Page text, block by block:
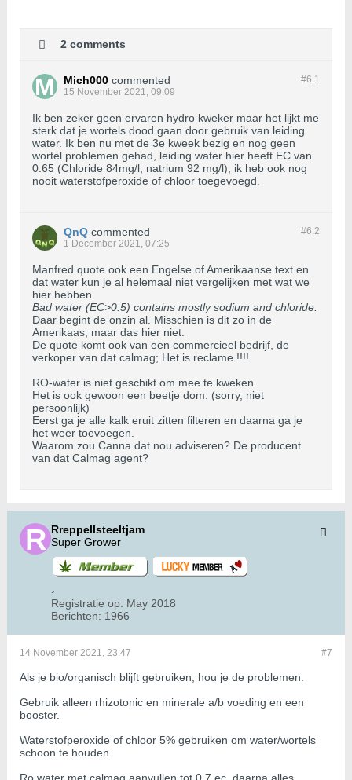
2 comments
#6.1
Mich000 commented
15 November 2021, 09:09
Ik ben zeker geen ervaren hydro kweker maar het lijkt me
sterk dat je wortels dood gaan door gebruik van leiding
water. Ik ben nu met de 3e kweek bezig en nog geen
wortel problemen gehad, leiding water hier heeft EC van
0.65 (Chloride 84mg/l, natrium 92 mg/l), ik heb ook nog
nooit waterstofperoxide of chloor toegevoegd.
#6.2
QnQ commented
1 December 2021, 07:25
Manfred quote ook een Engelse of Amerikaanse text en
dat water kun je al helemaal niet vergelijken met wat we
hier hebben.
Bad water (EC>0.5) contains mostly sodium and chloride.
Daar begint de onzin al. Misschien is dit zo in de
Amerikaas, maar das hier niet.
De quote komt ook van een commercieel bedrijf, de
verkoper van dat calmag; Het is reclame !!!!
RO-water is niet geschikt om mee te kweken.
Het is ook gewoon een beetje dom. (sorry, niet
persoonlijk)
Eerst ga je alle kalk eruit zitten filteren en daarna ga je
het weer toevoegen.
Waarom zou Canna dat nou adviseren? De producent
van dat Calmag agent?
Rreppellsteeltjam
Super Grower
Registratie op: May 2018
Berichten: 1966
#7
14 November 2021, 23:47
Als je bio/organisch blijft gebruiken, hou je de problemen.
Gebruik alleen rhizotonic en minerale a/b voeding en een
booster.
Waterstofperoxide of chloor 5% gebruiken om water/wortels
schoon te houden.